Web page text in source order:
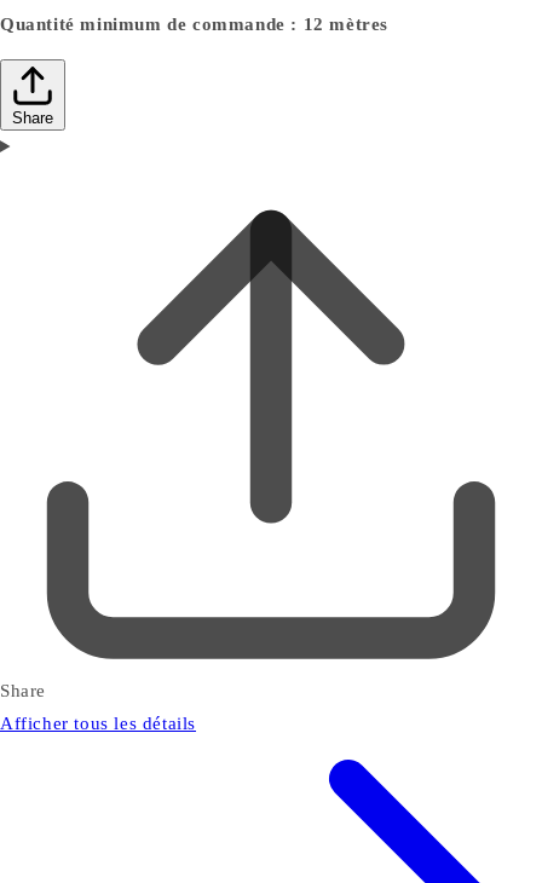
Quantité minimum de commande : 12 mètres
Share
Share
Afficher tous les détails